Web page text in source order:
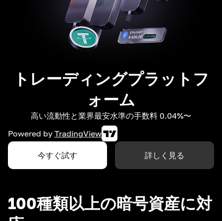
トレーディングプラットフ
ォーム
高い流動性と業界最安水準の手数料 0.04%〜
Powered by TradingView
今すぐ試す 詳しく見る
100種類以上の暗号資産に対